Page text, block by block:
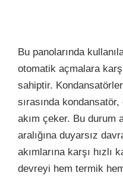
Bu panolarında
otomatik açmalara
sahiptir.
sırasında
akım çeker. Bu durum
aralığına duyarsız
akımlarına karşı
devreyi hem termik